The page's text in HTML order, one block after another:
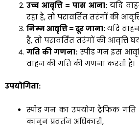
उच्च आवृत्ति = पास आना:यदि
रहा है, तो परावर्तित तरंगों की
निम्न आवृत्ति= दूर जाना:यदि
है, तो परावर्तित तरंगों की आवृत्ति
गति की गणना: स्पीड गन इस
वाहन की गति की गणना करती है।
उपयोगिता:
स्पीड गन का उपयोग ट्रैफिक
कानून प्रवर्तन अधिकारी,